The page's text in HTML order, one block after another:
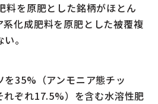
料を原肥とした銘柄がほとん
系化成肥料を原肥とした被覆複
。
35%（アンモニア態チッ
れぞれ17.5%）を含む水溶性肥